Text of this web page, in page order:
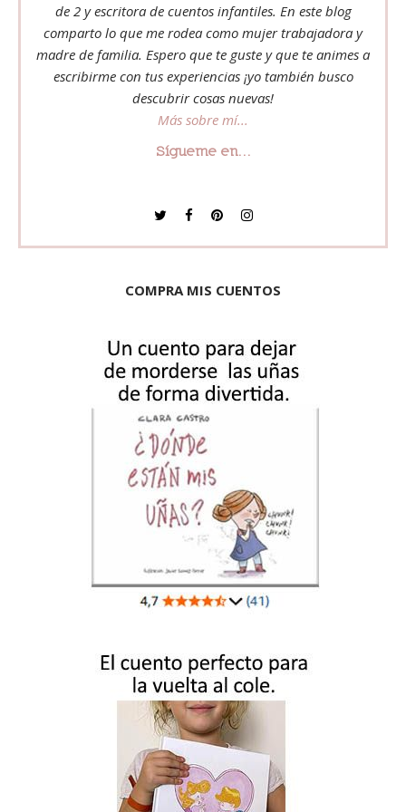
de 2 y escritora de cuentos infantiles. En este blog
comparto lo que me rodea como mujer trabajadora y
madre de familia. Espero que te guste y que te animes a
escribirme con tus experiencias ¡yo también busco
descubrir cosas nuevas!
Más sobre mí...
Sígueme en...
COMPRA MIS CUENTOS